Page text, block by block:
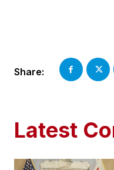
Share:
Latest